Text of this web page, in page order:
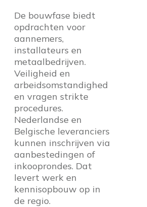
De bouwfase biedt
opdrachten voor
aannemers,
installateurs en
metaalbedrijven.
Veiligheid en
arbeidsomstandighed
en vragen strikte
procedures.
Nederlandse en
Belgische leveranciers
kunnen inschrijven via
aanbestedingen of
inkooprondes. Dat
levert werk en
kennisopbouw op in
de regio.